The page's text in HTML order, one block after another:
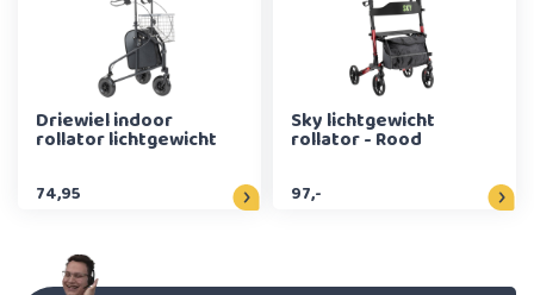
Driewiel indoor
rollator lichtgewicht
74,95
Sky lichtgewicht
rollator - Rood
97,-